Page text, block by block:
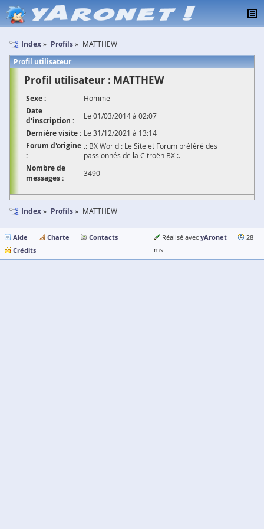
Index Profils MATTHEW
Profil utilisateur
Profil utilisateur : MATTHEW
Sexe : Homme
Date
d'inscription :
Le 01/03/2014 à 02:07
Dernière visite : Le 31/12/2021 à 13:14
Forum d'origine
:
.: BX World : Le Site et Forum préféré des
passionnés de la Citroën BX :.
Nombre de
messages :
3490
Index Profils MATTHEW
Aide Charte
Contacts
Crédits
Réalisé avec yAronet
28
ms